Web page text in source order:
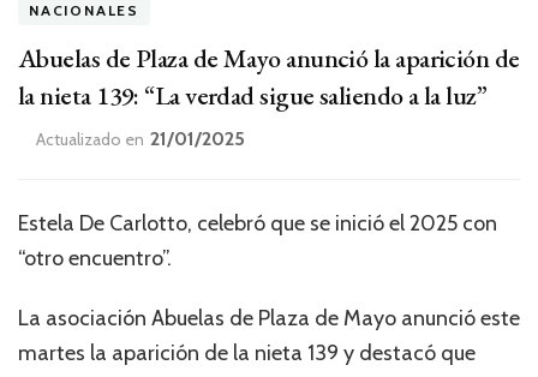
NACIONALES
Abuelas de Plaza de Mayo anunció la aparición de
la nieta 139: “La verdad sigue saliendo a la luz”
Actualizado en 21/01/2025
Estela De Carlotto, celebró que se inició el 2025 con
“otro encuentro”.
La asociación Abuelas de Plaza de Mayo anunció este
martes la aparición de la nieta 139 y destacó que